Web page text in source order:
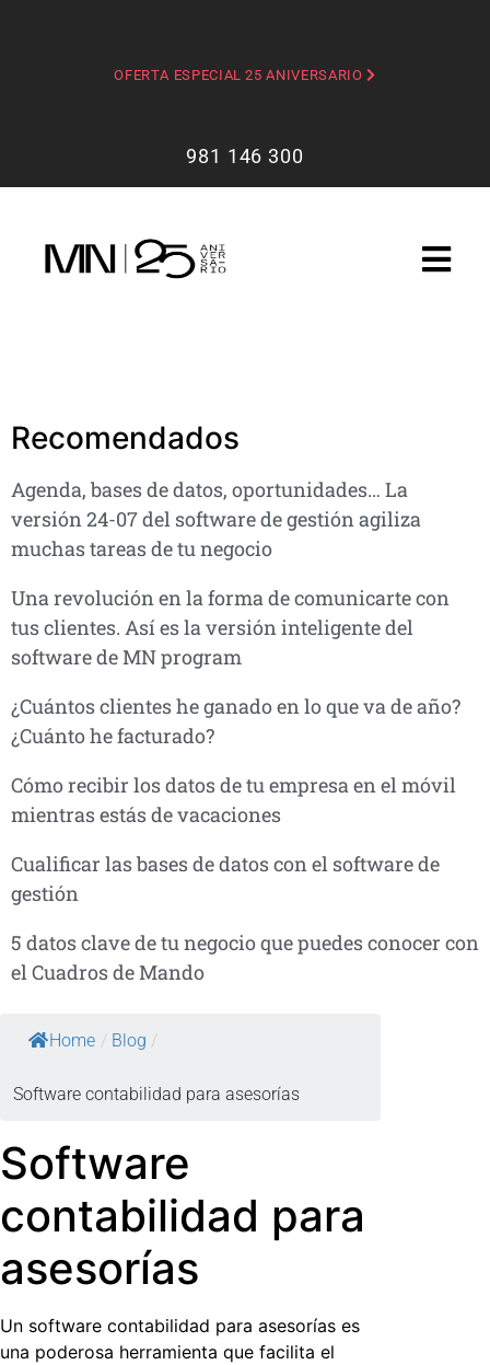
OFERTA ESPECIAL 25 ANIVERSARIO
981 146 300
Home / Blog /
Software contabilidad para asesorías
Software
contabilidad para
asesorías
Un software contabilidad para asesorías es
una poderosa herramienta que facilita el
Recomendados
Agenda, bases de datos, oportunidades… La
versión 24-07 del software de gestión agiliza
muchas tareas de tu negocio
Una revolución en la forma de comunicarte con
tus clientes. Así es la versión inteligente del
software de MN program
¿Cuántos clientes he ganado en lo que va de año?
¿Cuánto he facturado?
Cómo recibir los datos de tu empresa en el móvil
mientras estás de vacaciones
Cualificar las bases de datos con el software de
gestión
5 datos clave de tu negocio que puedes conocer con
el Cuadros de Mando